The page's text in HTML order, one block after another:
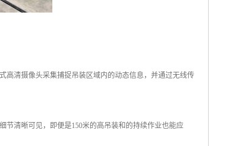
高清摄像头采集捕捉吊装区域内的动态信息，并通过无线传
节清晰可见，即便是150米的高吊装和的持续作业也能应